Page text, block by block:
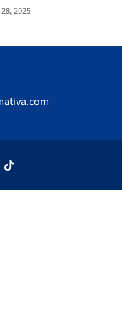
2025